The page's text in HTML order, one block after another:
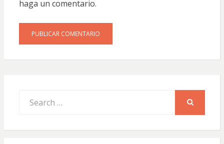
haga un comentario.
for: